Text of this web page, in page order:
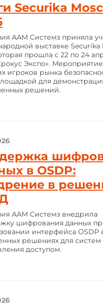
Securika
ААМ Системз приняла
выставке Securika
прошла с 22 по 24
Экспо».
игроков рынка
для
решений.
в OSDP:
в
ААМ Системз внедрила
шифрования данных
интерфейса OSDP
решениях для систем
доступом.